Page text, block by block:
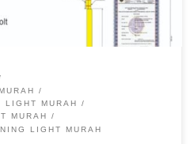
LIGHT MURAH
MURAH
LIGHT MURAH